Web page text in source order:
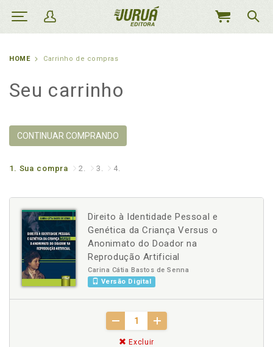
MEU
HOME Carrinho de compras
Seu carrinho
CONTINUAR COMPRANDO
1. Sua compra 2. 3. 4.
Direito à Identidade Pessoal e
Genética da Criança Versus o
Anonimato do Doador na
Reprodução Artificial
Carina Cátia Bastos de Senna
Versão Digital
Excluir